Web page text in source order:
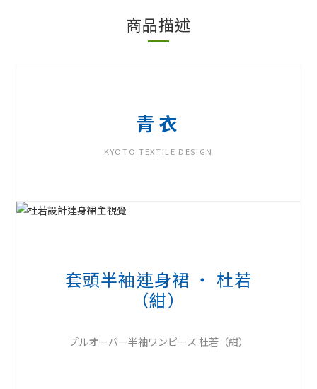
商品描述
青衣
KYOTO TEXTILE DESIGN
套頭半袖連身裙 ・ 杜若
（紺）
プルオーバー半袖ワンピース 杜若（紺）